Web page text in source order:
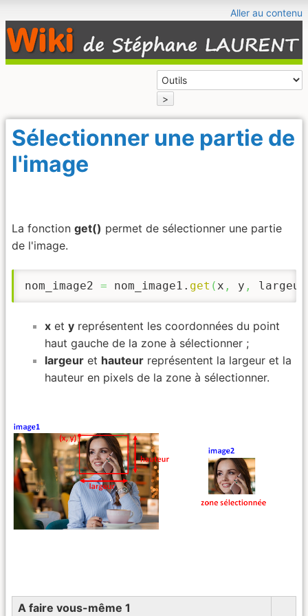
Aller au contenu
>
Sélectionner une partie de
l'image
La fonction get() permet de sélectionner une partie
de l'image.
nom_image2 = nom_image1. get ( x , y , largeur
x et y représentent les coordonnées du point
haut gauche de la zone à sélectionner ;
largeur et hauteur représentent la largeur et la
hauteur en pixels de la zone à sélectionner.
A faire vous-même 1